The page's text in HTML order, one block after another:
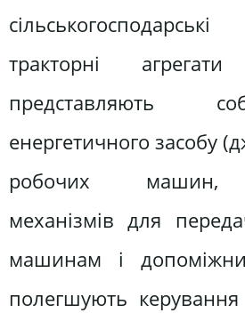
тракторні
представляють
енергетичного засобу
робочих машин,
механізмів для
машинам і
полегшують